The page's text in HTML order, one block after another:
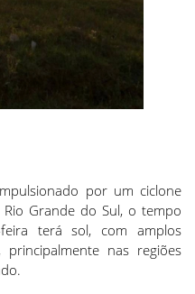
por um ciclone
Grande do Sul, o tempo
terá sol, com amplos
nas regiões